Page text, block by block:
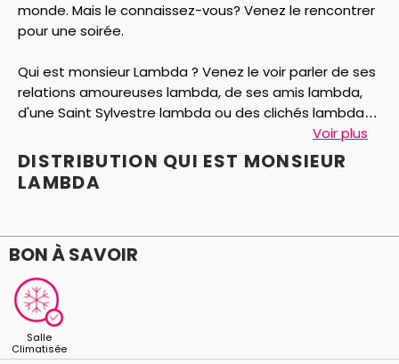
monde. Mais le connaissez-vous? Venez le rencontrer
pour une soirée.
Qui est monsieur Lambda ? Venez le voir parler de ses
relations amoureuses lambda, de ses amis lambda,
d'une Saint Sylvestre lambda ou des clichés lambda
Venez rencontrer Monsieur Lambda à travers une
dizaine de sketchs: Bonne Année!, No Sex Academy
cinquantaine de nuances de gris qui peut atteindre
Madame Lambda...
Venez le voir. Vous le connaîtrez un peu mieux, .... la
prochaine fois que vous parlerez de lui!
Voir plus
DISTRIBUTION QUI EST MONSIEUR
LAMBDA
BON À SAVOIR
Salle
Climatisée